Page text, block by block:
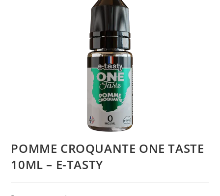
POMME CROQUANTE ONE TASTE
10ML – E-TASTY